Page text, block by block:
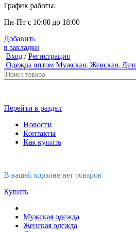
График работы:
Пн-Пт с 10:00 до 18:00
Добавить
в закладки
Вход /Регистрация
Одежда оптом Мужская, Женская,
Перейти в раздел
Новости
Контакты
Как купить
В вашей корзине нет товаров
Купить
Мужская одежда
Женская одежда